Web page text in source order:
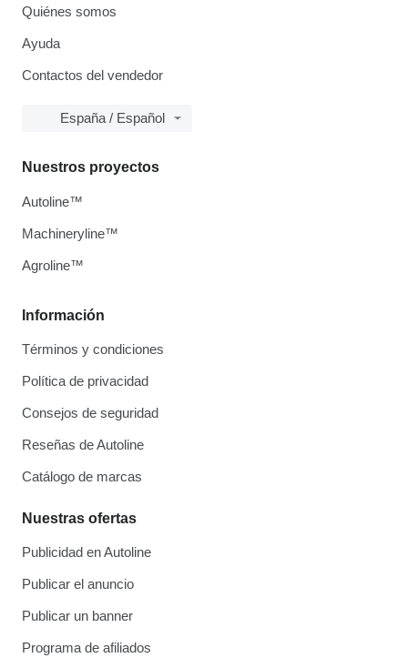
Quiénes somos
Ayuda
Contactos del vendedor
España / Español
Información
Términos y condiciones
Política de privacidad
Consejos de seguridad
Reseñas de Autoline
Catálogo de marcas
Nuestras ofertas
Publicidad en Autoline
Publicar el anuncio
Publicar un banner
Programa de afiliados
Nuestros proyectos
Autoline™
Machineryline™
Agroline™